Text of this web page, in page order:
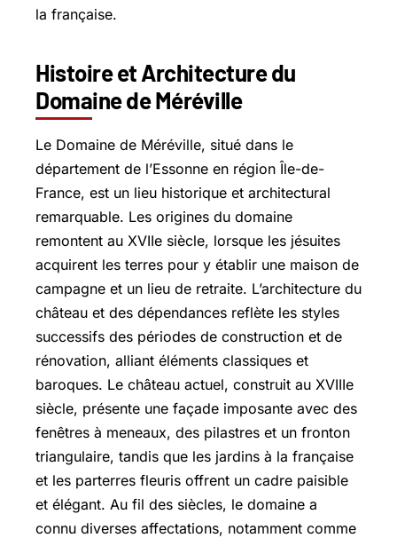
la française.
Histoire et Architecture du
Domaine de Méréville
Le Domaine de Méréville, situé dans le
département de l’Essonne en région Île-de-
France, est un lieu historique et architectural
remarquable. Les origines du domaine
remontent au XVIIe siècle, lorsque les jésuites
acquirent les terres pour y établir une maison de
campagne et un lieu de retraite. L’architecture du
château et des dépendances reflète les styles
successifs des périodes de construction et de
rénovation, alliant éléments classiques et
baroques. Le château actuel, construit au XVIIIe
siècle, présente une façade imposante avec des
fenêtres à meneaux, des pilastres et un fronton
triangulaire, tandis que les jardins à la française
et les parterres fleuris offrent un cadre paisible
et élégant. Au fil des siècles, le domaine a
connu diverses affectations, notamment comme